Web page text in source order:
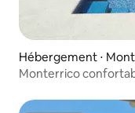
Hébergement ⋅
Monterrico